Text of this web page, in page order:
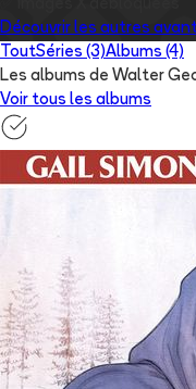
Découvrir les autres
ToutSéries (3)Albums (4)
Les albums de Walter
Voir tous les albums